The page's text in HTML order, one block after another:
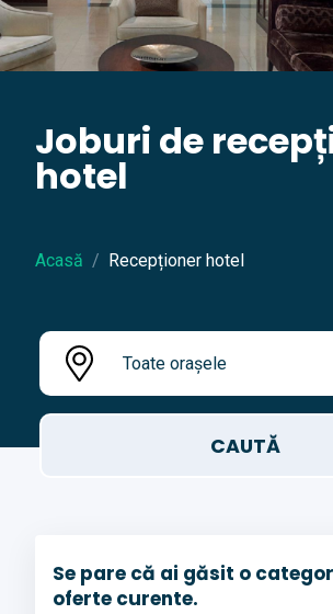
Joburi de
hotel
Acasă Recepționer hotel
Toate orașele
Se pare că ai găsit o
oferte curente.